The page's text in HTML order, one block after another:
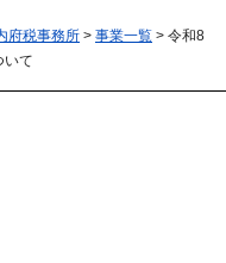
府税事務所 > 事業一覧 > 令和8
いて